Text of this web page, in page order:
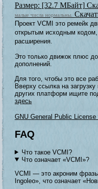
Размер: [32.7 МБайт]
малые числа нормальны.
Проект VCMI это ремейк
открытым исходным
расширения.
Это только движок плюс
дополнений.
Для того, чтобы это все
Вверху ссылка на
других платформ ищите
здесь
GNU General Public License
FAQ
Что такое VCMI?
Что означает «VCMI»?
VCMI — это акроним
Ingoleo», что означает